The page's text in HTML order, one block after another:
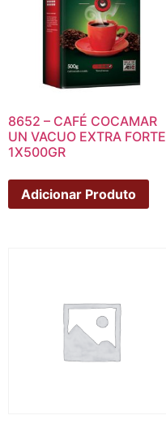
8652 – CAFÉ COCAMAR
UN VACUO EXTRA FORTE
1X500GR
Adicionar Produto